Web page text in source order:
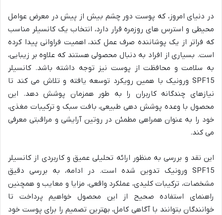
در دنیای امروز، که پوست دور چشم بیش از پیش در معرض عوامل
محیطی و استرس های روزمره قرار دارد، انتخاب یک کانسیلر مناسب
که فراتر از یک پوشاننده صرف عمل کند، اهمیت فراوانی پیدا کرده
است. بسیاری از افراد به دنبال محصولی هستند که علاوه بر زیبایی،
به سلامت و محافظت از پوست نیز توجه داشته باشد. کانسیلر
SPF15 ورونیک با همین رویکرد توسعه یافته و تلاش می کند تا
نیازهای چندگانه کاربران را به طور همزمان پوشش دهد. این
محصول با وعده پوشش دهی طبیعی، بافت سبک و ترکیبات مغذی،
خود را به عنوان همراهی مطمئن در روتین آرایشی و مراقبتی معرفی
می کند.
این نقد و بررسی به منظور ارائه تحلیلی عمیق و کاربردی از کانسیلر
SPF15 ورونیک تدوین شده است. در ادامه، به بررسی دقیق
مشخصات، ترکیبات کلیدی، عملکرد واقعی، مزایا و معایب و همچنین
راهنمای استفاده صحیح از این محصول خواهیم پرداخت تا
خوانندگان بتوانند با آگاهی کامل، بهترین تصمیم را برای پوست خود